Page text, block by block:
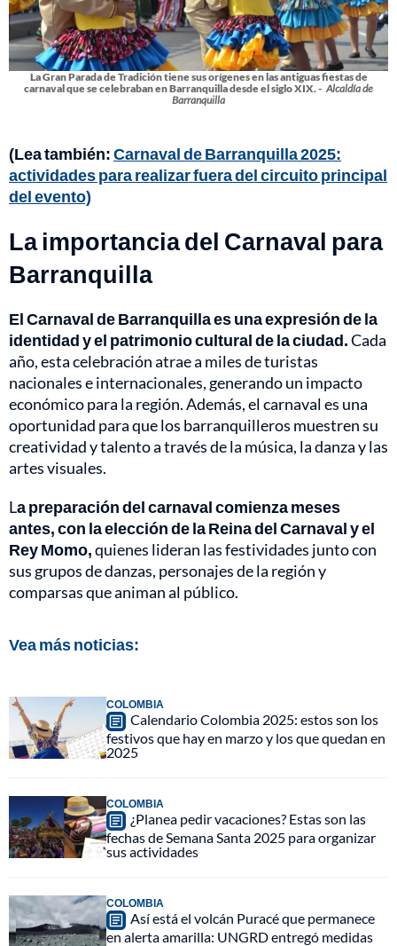
La Gran Parada de Tradición tiene sus orígenes en las antiguas fiestas de
carnaval que se celebraban en Barranquilla desde el siglo XIX. - Alcaldía de
Barranquilla
(Lea también:Carnaval de Barranquilla 2025:
actividades para realizar fuera del circuito principal
del evento)
La importancia del Carnaval para
Barranquilla
El Carnaval de Barranquilla es una expresión de la
identidad y el patrimonio cultural de la ciudad.Cada
año, esta celebración atrae a miles de turistas
nacionales e internacionales, generando un impacto
económico para la región. Además, el carnaval es una
oportunidad para que los barranquilleros muestren su
creatividad y talento a través de la música, la danza y las
artes visuales.
La preparación del carnaval comienza meses
antes, con la elección de la Reina del Carnaval y el
Rey Momo,quienes lideran las festividades junto con
sus grupos de danzas, personajes de la región y
comparsas que animan al público.
Vea más noticias:
COLOMBIA
Calendario Colombia 2025: estos son los
festivos que hay en marzo y los que quedan en
2025
COLOMBIA
¿Planea pedir vacaciones? Estas son las
fechas de Semana Santa 2025 para organizar
sus actividades
COLOMBIA
Así está el volcán Puracé que permanece
en alerta amarilla: UNGRD entregó medidas